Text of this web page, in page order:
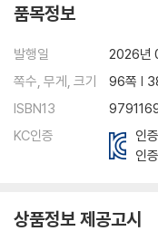
품목정보
발행일
2026년
쪽수, 무게, 크기
96쪽 |
ISBN13
KC인증
인
인
상품정보 제공고시